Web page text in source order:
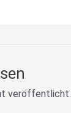
veröffentlicht.